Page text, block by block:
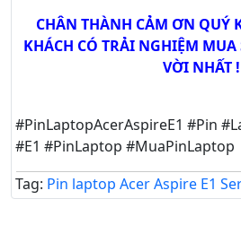
CHÂN THÀNH CẢM ƠN QUÝ
KHÁCH CÓ TRẢI NGHIỆM
VỜI NHẤT !
#PinLaptopAcerAspireE1 #Pin
#E1 #PinLaptop #MuaPinLaptop
Tag: Pin laptop Acer Aspire E1